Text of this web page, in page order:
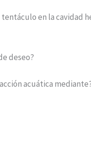
en la
deseo?
acuática